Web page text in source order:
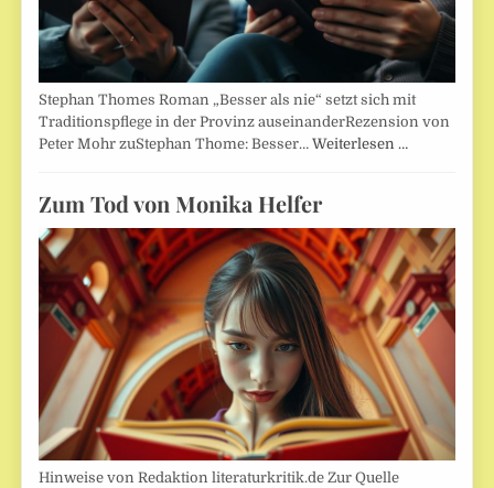
Stephan Thomes Roman „Besser als nie“ setzt sich mit
Traditionspflege in der Provinz auseinanderRezension von
Peter Mohr zuStephan Thome: Besser…Weiterlesen …
Zum Tod von Monika Helfer
Hinweise von Redaktion literaturkritik.de Zur Quelle